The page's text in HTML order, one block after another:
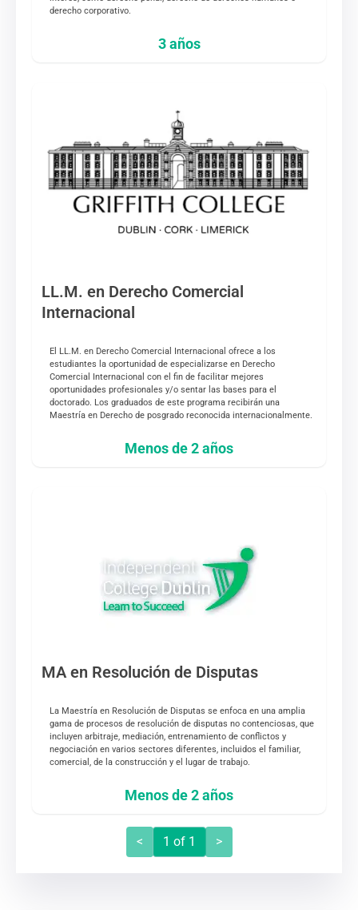
derecho corporativo.
3 años
LL.M. en Derecho Comercial
Internacional
El LL.M. en Derecho Comercial Internacional ofrece a los
estudiantes la oportunidad de especializarse en Derecho
Comercial Internacional con el fin de facilitar mejores
oportunidades profesionales y/o sentar las bases para el
doctorado. Los graduados de este programa recibirán una
Maestría en Derecho de posgrado reconocida internacionalmente.
Menos de 2 años
MA en Resolución de Disputas
La Maestría en Resolución de Disputas se enfoca en una amplia
gama de procesos de resolución de disputas no contenciosas, que
incluyen arbitraje, mediación, entrenamiento de conflictos y
negociación en varios sectores diferentes, incluidos el familiar,
comercial, de la construcción y el lugar de trabajo.
Menos de 2 años
< 1 of 1 >